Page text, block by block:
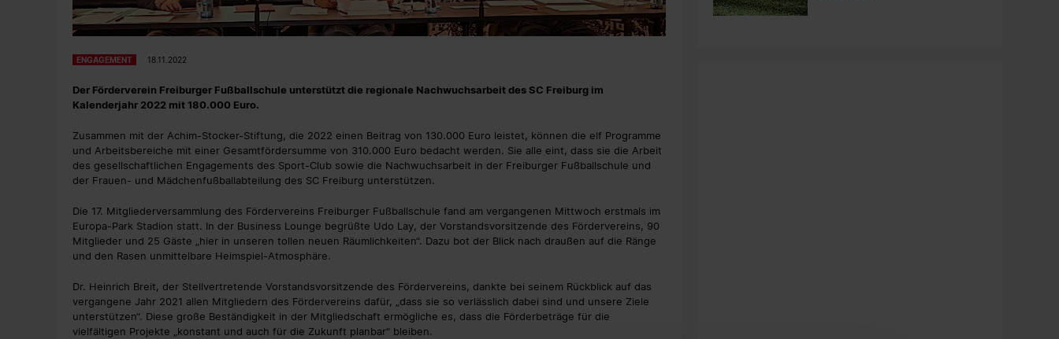
ENGAGEMENT 18.11.2022
Der Förderverein Freiburger Fußballschule unterstützt die regionale Nachwuchsarbeit des SC Freiburg im
Kalenderjahr 2022 mit 180.000 Euro.
Zusammen mit der Achim-Stocker-Stiftung, die 2022 einen Beitrag von 130.000 Euro leistet, können die elf Programme
und Arbeitsbereiche mit einer Gesamtfördersumme von 310.000 Euro bedacht werden. Sie alle eint, dass sie die Arbeit
des gesellschaftlichen Engagements des Sport-Club sowie die Nachwuchsarbeit in der Freiburger Fußballschule und
der Frauen- und Mädchenfußballabteilung des SC Freiburg unterstützen.
Die 17. Mitgliederversammlung des Fördervereins Freiburger Fußballschule fand am vergangenen Mittwoch erstmals im
Europa-Park Stadion statt. In der Business Lounge begrüßte Udo Lay, der Vorstandsvorsitzende des Fördervereins, 90
Mitglieder und 25 Gäste „hier in unseren tollen neuen Räumlichkeiten“. Dazu bot der Blick nach draußen auf die Ränge
und den Rasen unmittelbare Heimspiel-Atmosphäre.
Dr. Heinrich Breit, der Stellvertretende Vorstandsvorsitzende des Fördervereins, dankte bei seinem Rückblick auf das
vergangene Jahr 2021 allen Mitgliedern des Fördervereins dafür, „dass sie so verlässlich dabei sind und unsere Ziele
unterstützen“. Diese große Beständigkeit in der Mitgliedschaft ermögliche es, dass die Förderbeträge für die
vielfältigen Projekte „konstant und auch für die Zukunft planbar“ bleiben.